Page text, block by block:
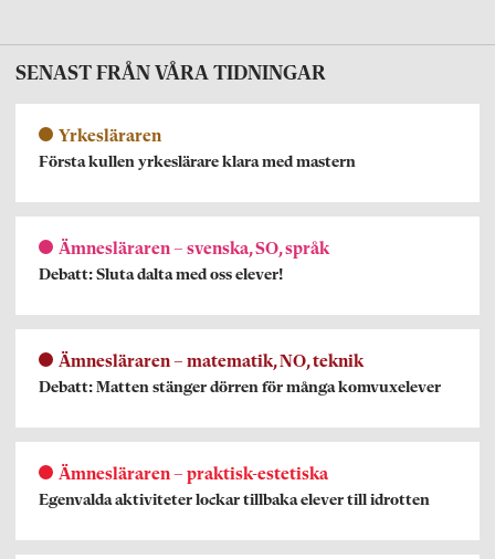
SENAST FRÅN VÅRA TIDNINGAR
Yrkesläraren
Första kullen yrkeslärare klara med mastern
Ämnesläraren – svenska, SO, språk
Debatt: Sluta dalta med oss elever!
Ämnesläraren – matematik, NO, teknik
Debatt: Matten stänger dörren för många komvuxelever
Ämnesläraren – praktisk-estetiska
Egenvalda aktiviteter lockar tillbaka elever till idrotten